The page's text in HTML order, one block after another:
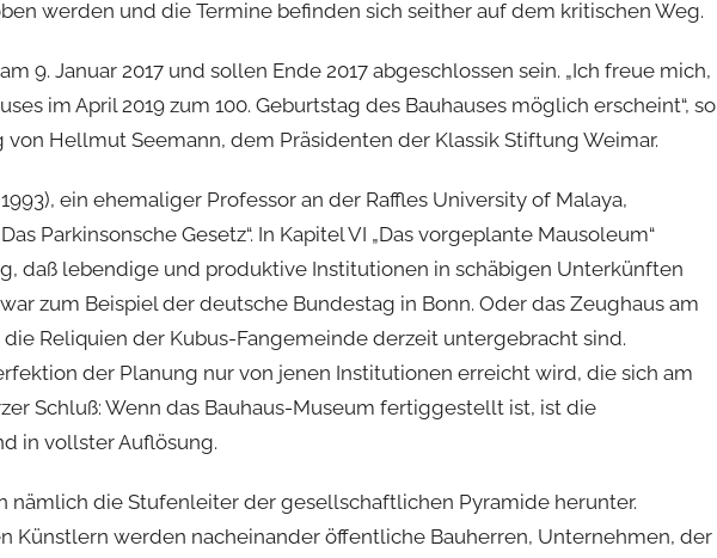
werden und die Termine befinden sich seither auf dem kritischen Weg.
9. Januar 2017 und sollen Ende 2017 abgeschlossen sein. „Ich freue mich,
im April 2019 zum 100. Geburtstag des Bauhauses möglich erscheint“, so
Hellmut Seemann, dem Präsidenten der Klassik Stiftung Weimar.
ein ehemaliger Professor an der Raffles University of Malaya,
Parkinsonsche Gesetz“. In Kapitel VI „Das vorgeplante Mausoleum“
daß lebendige und produktive Institutionen in schäbigen Unterkünften
zum Beispiel der deutsche Bundestag in Bonn. Oder das Zeughaus am
Reliquien der Kubus-Fangemeinde derzeit untergebracht sind.
der Planung nur von jenen Institutionen erreicht wird, die sich am
Schluß: Wenn das Bauhaus-Museum fertiggestellt ist, ist die
in vollster Auflösung.
nämlich die Stufenleiter der gesellschaftlichen Pyramide herunter.
Künstlern werden nacheinander öffentliche Bauherren, Unternehmen, der